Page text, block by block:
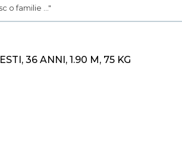
o familie ..."
36 ANNI, 1.90 M, 75 KG